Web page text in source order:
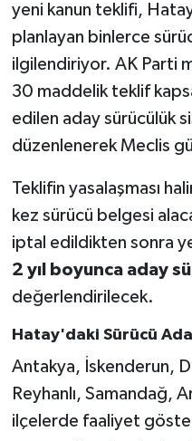
yeni kanun teklifi,
planlayan binlerce
ilgilendiriyor. AK Parti
30 maddelik teklif
edilen aday sürücülük
düzenlenerek Meclis
Teklifin yasalaşması
kez sürücü belgesi
iptal edildikten sonra
2 yıl boyunca aday
değerlendirilecek.
Hatay'daki Sürücü
Antakya, İskenderun,
Reyhanlı, Samandağ,
ilçelerde faaliyet